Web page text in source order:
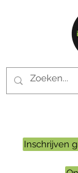
Inschrijven